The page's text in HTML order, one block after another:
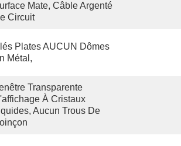
Mate, Câble Argenté
Circuit
Plates AUCUN Dômes
Métal,
Transparente
À Cristaux
Aucun Trous De